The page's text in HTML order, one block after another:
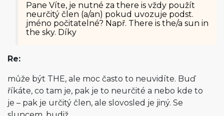
Pane Víte, je nutné za there is vždy použít
neurčitý člen (a/an) pokud uvozuje podst.
jméno počitatelné? Např. There is the/a sun in
the sky. Díky
Re:
může být THE, ale moc často to neuvidíte. Buď
říkáte, co tam je, pak je to neurčité a nebo kde to
je – pak je určitý člen, ale slovosled je jiný. Se